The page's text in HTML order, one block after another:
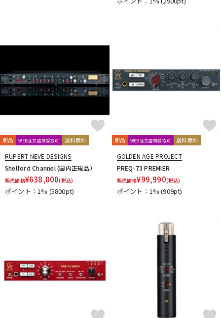
新品 WEB注文店頭受取可 送料無料
RUPERT NEVE DESIGNS
Shelford Channel (国内正規品）
販売価格¥638,000(税込)
ポイント：1% (5800pt)
新品 WEB注文店頭受取可 送料無料
GOLDEN AGE PROJECT
PREQ-73 PREMIER
販売価格¥99,990(税込)
ポイント：1%(909pt)